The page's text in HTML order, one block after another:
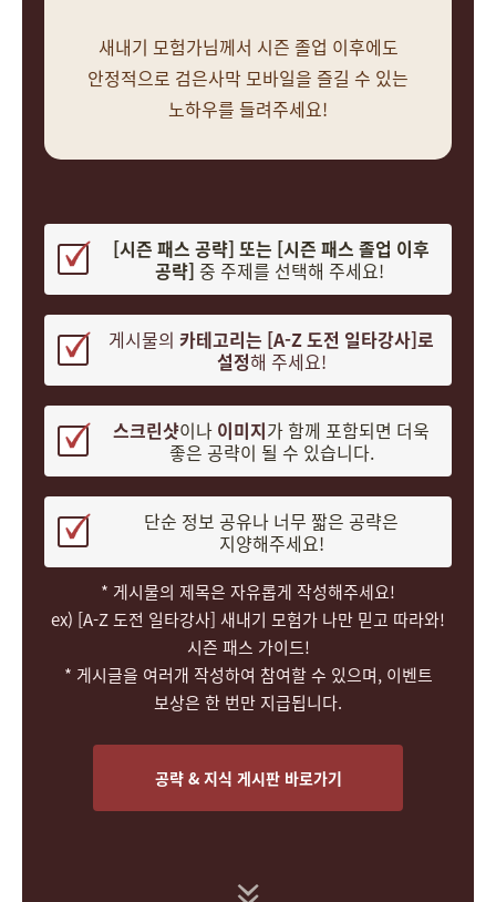
새내기 모험가님께서 시즌 졸업 이후에도
안정적으로 검은사막 모바일을 즐길 수 있는
노하우를 들려주세요!
[시즌 패스 공략] 또는 [시즌 패스 졸업 이후
공략] 중 주제를 선택해 주세요!
게시물의 카테고리는 [A-Z 도전 일타강사]로
설정해 주세요!
스크린샷이나 이미지가 함께 포함되면 더욱
좋은 공략이 될 수 있습니다.
단순 정보 공유나 너무 짧은 공략은
지양해주세요!
* 게시물의 제목은 자유롭게 작성해주세요!
ex) [A-Z 도전 일타강사] 새내기 모험가 나만 믿고 따라와!
시즌 패스 가이드!
* 게시글을 여러개 작성하여 참여할 수 있으며, 이벤트
보상은 한 번만 지급됩니다.
공략 & 지식 게시판 바로가기